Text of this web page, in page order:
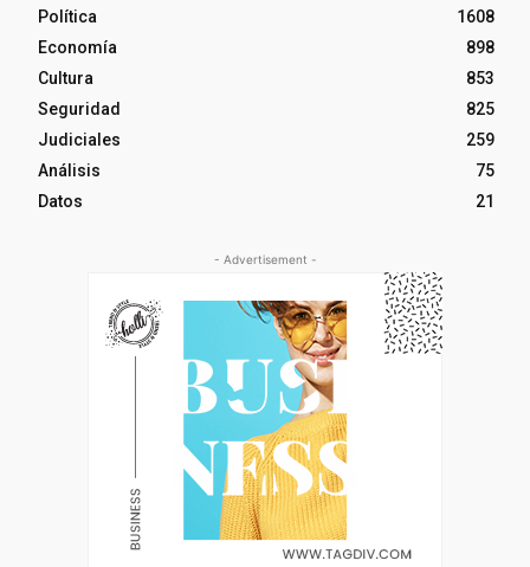
Política
1608
Economía
898
Cultura
853
Seguridad
825
Judiciales
259
Análisis
75
Datos
21
- Advertisement -